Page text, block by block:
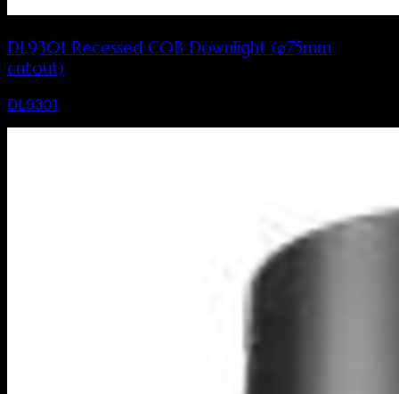
DL9301 Recessed COB Downlight (⌀75mm
cutout)
DL9301